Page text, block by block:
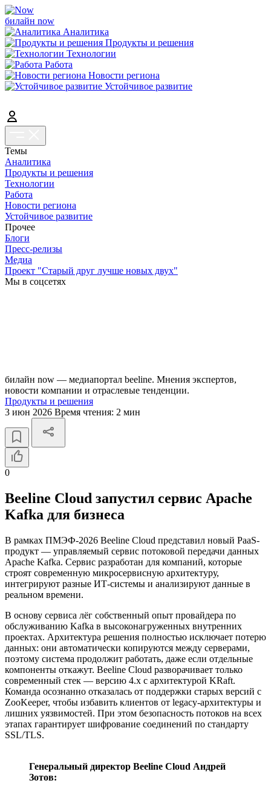
билайн now
Аналитика
Продукты и решения
Технологии
Работа
Новости региона
Устойчивое развитие
Темы
Аналитика
Продукты и решения
Технологии
Работа
Новости региона
Устойчивое развитие
Прочее
Блоги
Пресс-релизы
Медиа
Проект "Старый друг лучше новых двух"
Мы в соцсетях
билайн now — медиапортал beeline. Мнения экспертов,
новости компании и отраслевые тенденции.
Продукты и решения
3 июн 2026 Время чтения: 2 мин
0
Beeline Cloud запустил сервис Apache
Kafka для бизнеса
В рамках ПМЭФ-2026 Beeline Cloud представил новый PaaS-
продукт — управляемый сервис потоковой передачи данных
Apache Kafka. Сервис разработан для компаний, которые
строят современную микросервисную архитектуру,
интегрируют разные ИТ-системы и анализируют данные в
реальном времени.
В основу сервиса лёг собственный опыт провайдера по
обслуживанию Kafka в высоконагруженных внутренних
проектах. Архитектура решения полностью исключает потерю
данных: они автоматически копируются между серверами,
поэтому система продолжит работать, даже если отдельные
компоненты откажут. Beeline Cloud разворачивает только
современный стек — версию 4.x с архитектурой KRaft.
Команда осознанно отказалась от поддержки старых версий с
ZooKeeper, чтобы избавить клиентов от legacy-архитектуры и
лишних уязвимостей. При этом безопасность потоков на всех
этапах гарантирует шифрование соединений по стандарту
SSL/TLS.
Генеральный директор Beeline Cloud Андрей
Зотов: